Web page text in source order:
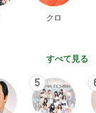
クロ
すべて見る
5